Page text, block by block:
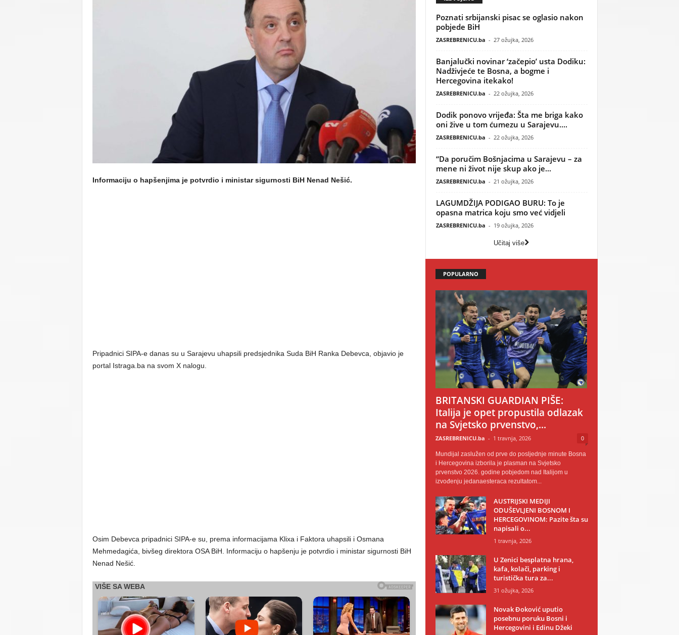
Informaciju o hapšenjima je potvrdio i ministar sigurnosti BiH Nenad Nešić.
Pripadnici SIPA-e danas su u Sarajevu uhapsili predsjednika Suda BiH Ranka Debevca, objavio je
portal Istraga.ba na svom X nalogu.
Osim Debevca pripadnici SIPA-e su, prema informacijama Klixa i Faktora uhapsili i Osmana
Mehmedagića, bivšeg direktora OSA BiH. Informaciju o hapšenju je potvrdio i ministar sigurnosti BiH
Nenad Nešić.
Poznati srbijanski pisac se oglasio nakon
pobjede BiH
ZASREBRENICU.ba - 27 ožujka, 2026
Banjalučki novinar ‘začepio’ usta Dodiku:
Nadživjeće te Bosna, a bogme i
Hercegovina itekako!
ZASREBRENICU.ba - 22 ožujka, 2026
Dodik ponovo vrijeđa: Šta me briga kako
oni žive u tom ćumezu u Sarajevu....
ZASREBRENICU.ba - 22 ožujka, 2026
“Da poručim Bošnjacima u Sarajevu – za
mene ni život nije skup ako je...
ZASREBRENICU.ba - 21 ožujka, 2026
LAGUMDŽIJA PODIGAO BURU: To je
opasna matrica koju smo već vidjeli
ZASREBRENICU.ba - 19 ožujka, 2026
Učitaj više
POPULARNO
BRITANSKI GUARDIAN PIŠE:
Italija je opet propustila odlazak
na Svjetsko prvenstvo,...
ZASREBRENICU.ba - 1 travnja, 2026 0
Mundijal zaslužen od prve do posljednje minute Bosna
i Hercegovina izborila je plasman na Svjetsko
prvenstvo 2026. godine pobjedom nad Italijom u
izvođenju jedanaesteraca rezultatom...
AUSTRIJSKI MEDIJI
ODUŠEVLJENI BOSNOM I
HERCEGOVINOM: Pazite šta su
napisali o...
1 travnja, 2026
U Zenici besplatna hrana,
kafa, kolači, parking i
turistička tura za...
31 ožujka, 2026
Novak Đoković uputio
posebnu poruku Bosni i
Hercegovini i Edinu Džeki